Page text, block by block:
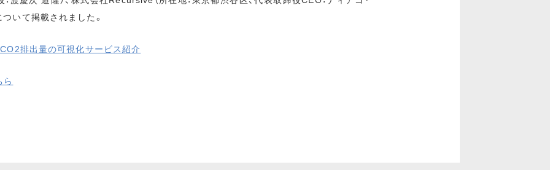
いて掲載されました。
排出量の可視化サービス紹介
ら